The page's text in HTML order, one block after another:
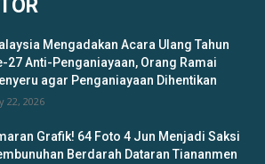
Mengadakan Acara Ulang Tahun
27 Anti-Penganiayaan, Orang Ramai
agar Penganiayaan Dihentikan
22, 2026
Grafik! 64 Foto 4 Jun Menjadi Saksi
Berdarah Dataran Tiananmen